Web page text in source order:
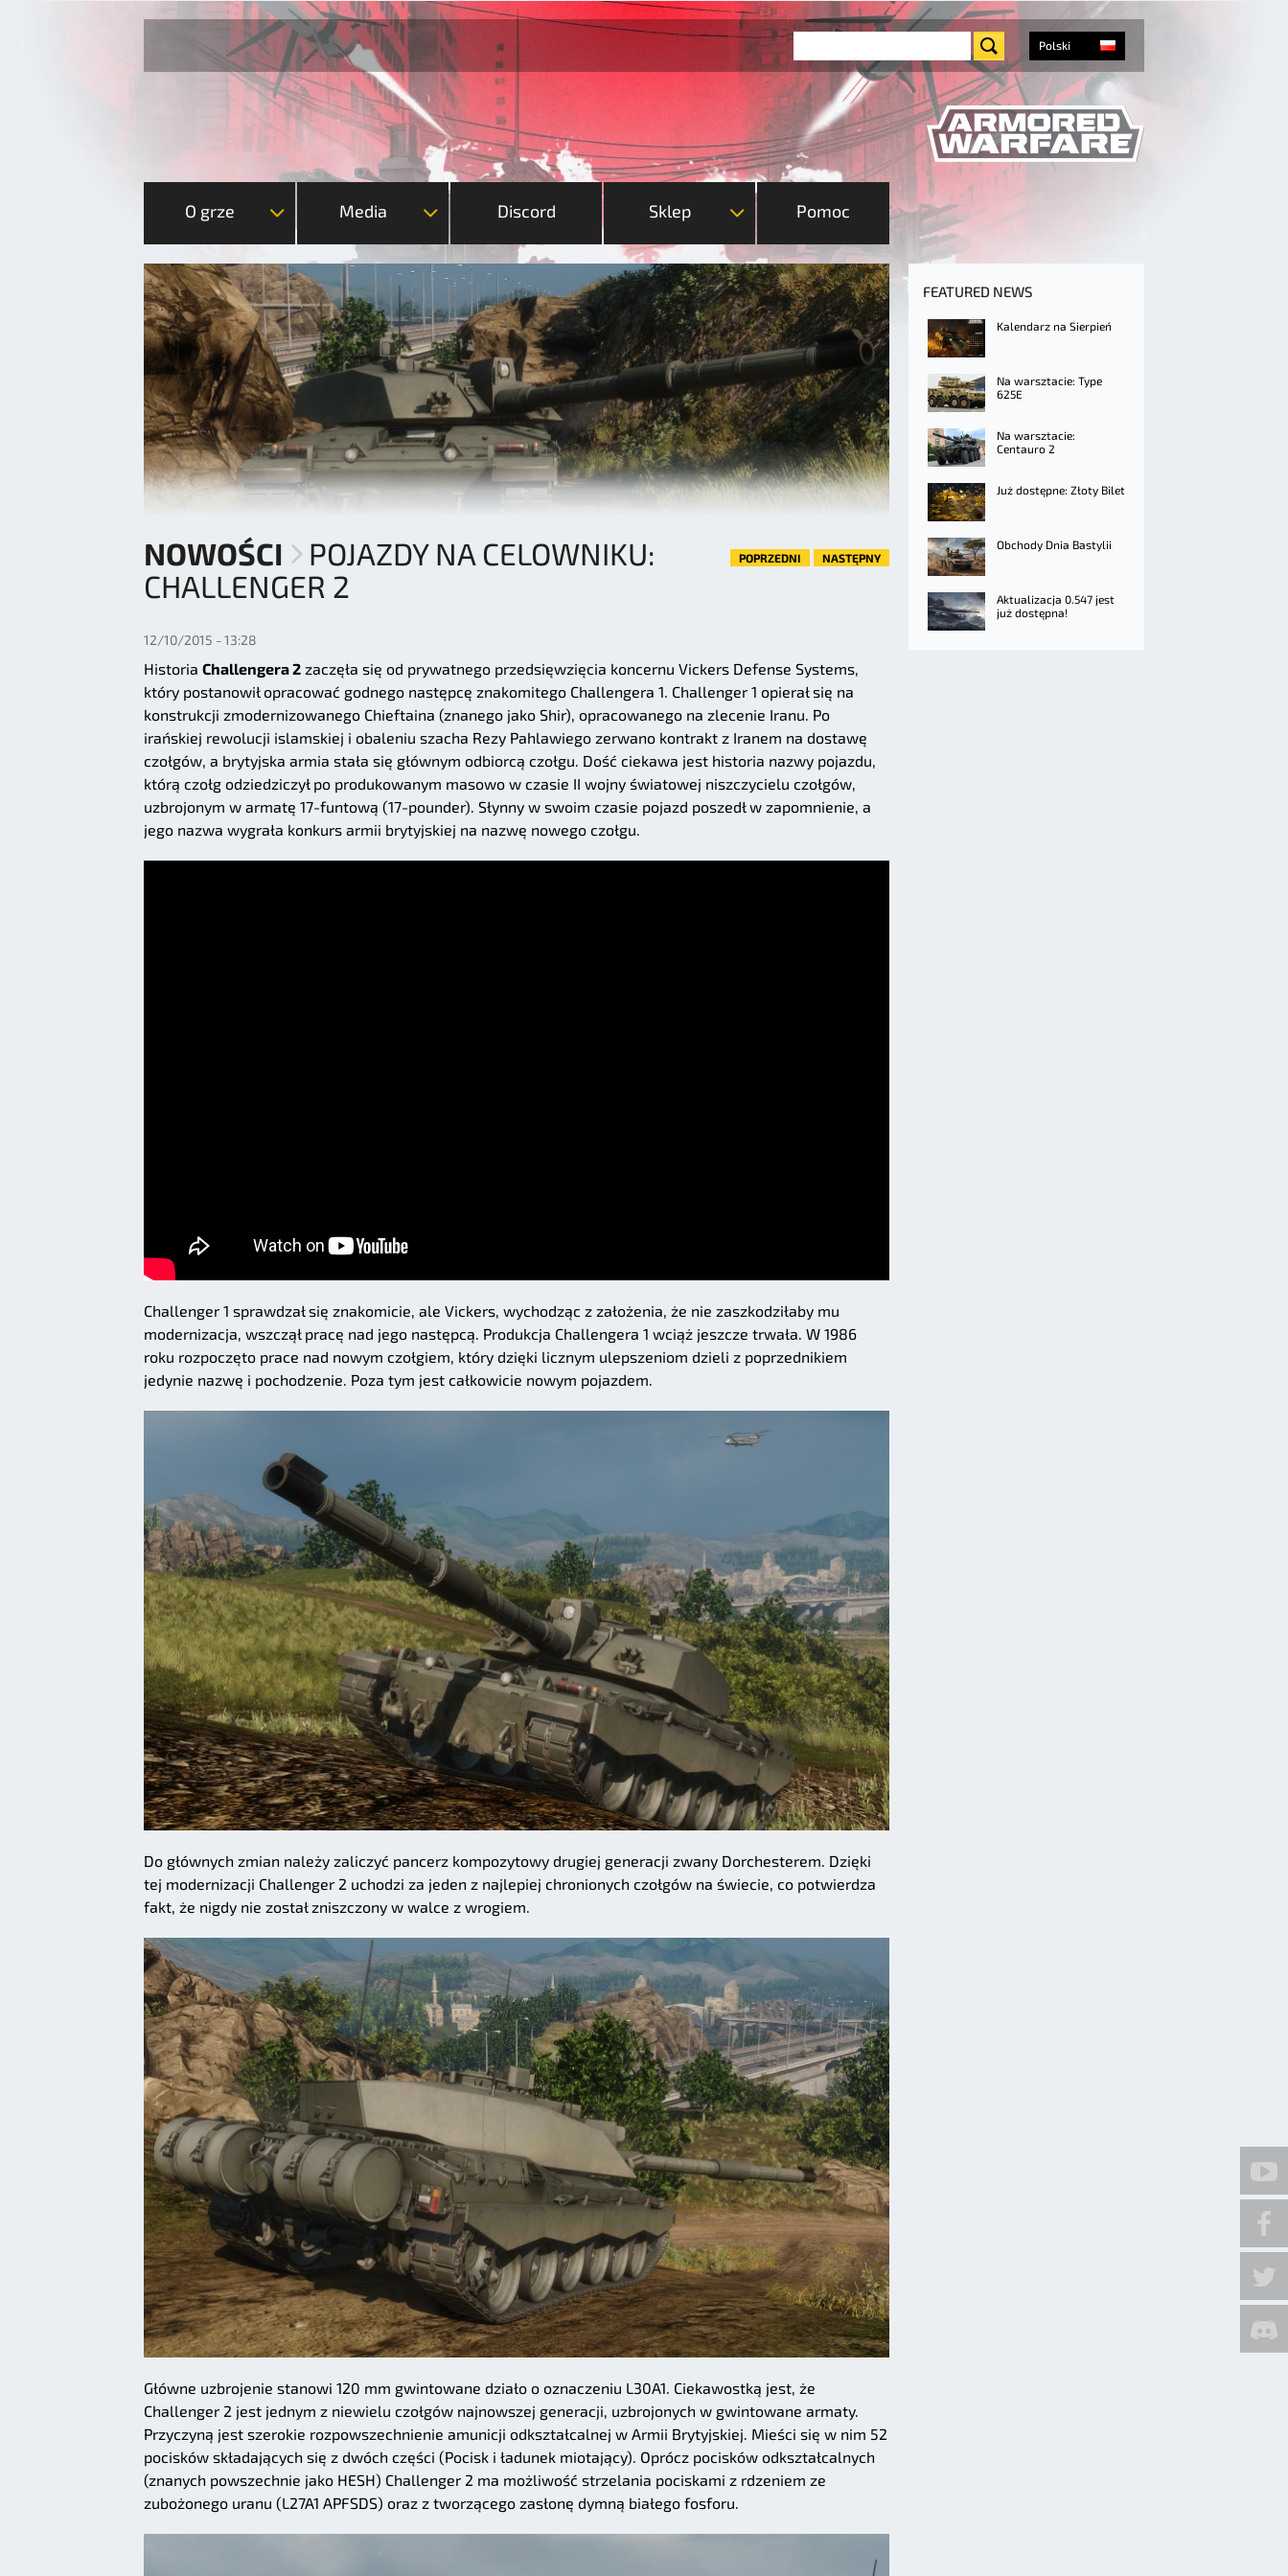
Polski
O grze Media Discord Sklep Pomoc
NOWOŚCI
POJAZDY NA CELOWNIKU:
CHALLENGER 2
POPRZEDNI NASTĘPNY
12/10/2015 - 13:28
Historia Challengera 2 zaczęła się od prywatnego przedsięwzięcia koncernu Vickers Defense Systems,
który postanowił opracować godnego następcę znakomitego Challengera 1. Challenger 1 opierał się na
konstrukcji zmodernizowanego Chieftaina (znanego jako Shir), opracowanego na zlecenie Iranu. Po
irańskiej rewolucji islamskiej i obaleniu szacha Rezy Pahlawiego zerwano kontrakt z Iranem na dostawę
czołgów, a brytyjska armia stała się głównym odbiorcą czołgu. Dość ciekawa jest historia nazwy pojazdu,
którą czołg odziedziczył po produkowanym masowo w czasie II wojny światowej niszczycielu czołgów,
uzbrojonym w armatę 17-funtową (17-pounder). Słynny w swoim czasie pojazd poszedł w zapomnienie, a
jego nazwa wygrała konkurs armii brytyjskiej na nazwę nowego czołgu.
Challenger 1 sprawdzał się znakomicie, ale Vickers, wychodząc z założenia, że nie zaszkodziłaby mu
modernizacja, wszczął pracę nad jego następcą. Produkcja Challengera 1 wciąż jeszcze trwała. W 1986
roku rozpoczęto prace nad nowym czołgiem, który dzięki licznym ulepszeniom dzieli z poprzednikiem
jedynie nazwę i pochodzenie. Poza tym jest całkowicie nowym pojazdem.
Do głównych zmian należy zaliczyć pancerz kompozytowy drugiej generacji zwany Dorchesterem. Dzięki
tej modernizacji Challenger 2 uchodzi za jeden z najlepiej chronionych czołgów na świecie, co potwierdza
fakt, że nigdy nie został zniszczony w walce z wrogiem.
Główne uzbrojenie stanowi 120 mm gwintowane działo o oznaczeniu L30A1. Ciekawostką jest, że
Challenger 2 jest jednym z niewielu czołgów najnowszej generacji, uzbrojonych w gwintowane armaty.
Przyczyną jest szerokie rozpowszechnienie amunicji odkształcalnej w Armii Brytyjskiej. Mieści się w nim 52
pocisków składających się z dwóch części (Pocisk i ładunek miotający). Oprócz pocisków odkształcalnych
(znanych powszechnie jako HESH) Challenger 2 ma możliwość strzelania pociskami z rdzeniem ze
zubożonego uranu (L27A1 APFSDS) oraz z tworzącego zasłonę dymną białego fosforu.
FEATURED NEWS
Kalendarz na Sierpień
Na warsztacie: Type
625E
Na warsztacie:
Centauro 2
Już dostępne: Złoty Bilet
Obchody Dnia Bastylii
Aktualizacja 0.547 jest
już dostępna!